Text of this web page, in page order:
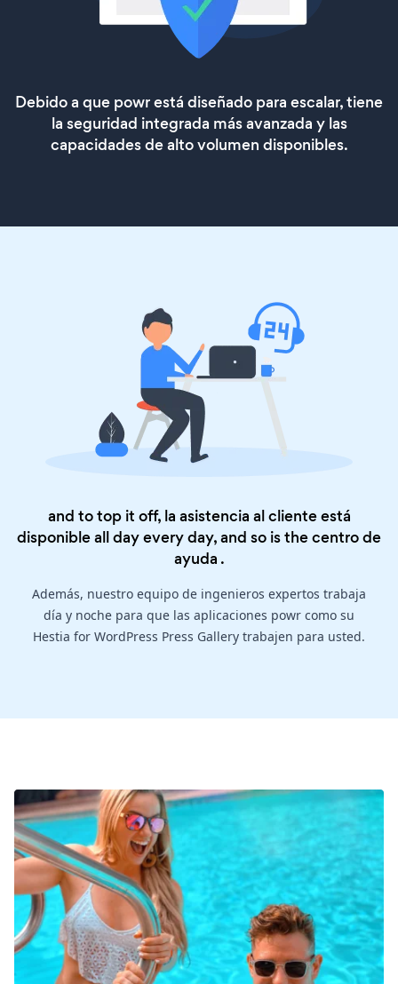
Debido a que powr está diseñado para escalar, tiene
la seguridad integrada más avanzada y las
capacidades de alto volumen disponibles.
and to top it off, la asistencia al cliente está
disponible all day every day, and so is thecentro de
ayuda .
Además, nuestro equipo de ingenieros expertos trabaja
día y noche para que las aplicaciones powr como su
Hestia for WordPress Press Gallery trabajen para usted.